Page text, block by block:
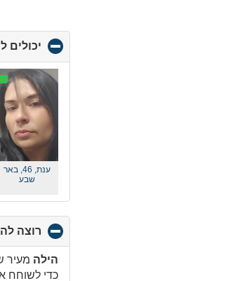
יכולים
ענת, 46,
באר
שבע
רוצה
הילה מעיר
כדי לשוחח